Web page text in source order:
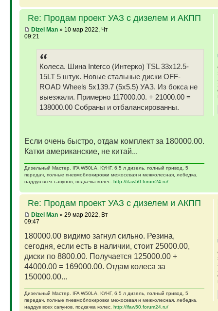
Re: Продам проект УАЗ с дизелем и АКПП
Dizel Man» 10 мар 2022, Чт
09:21
Колеса. Шина Interco (Интерко) TSL 33x12.5-
15LT 5 штук. Новые стальные диски OFF-
ROAD Wheels 5x139.7 (5x5.5) УАЗ. Из бокса не
выезжали. Примерно 117000.00. + 21000.00 =
138000.00 Собраны и отбалансированны.
Если очень быстро, отдам комплект за 180000.00.
Катки американские, не китай...
Дизельный Мастер. IFA W50LA, КУНГ, 6,5 л дизель, полный привод, 5
передач, полные пневмоблокировки межосевая и межколесная, лебедка,
наддув всех сапунов, подкачка колес. http://ifaw50.forum24.ru/
Re: Продам проект УАЗ с дизелем и АКПП
Dizel Man» 29 мар 2022, Вт
09:47
180000.00 видимо загнул сильно. Резина,
сегодня, если есть в наличии, стоит 25000.00,
диски по 8800.00. Получается 125000.00 +
44000.00 = 169000.00. Отдам колеса за
150000.00...
Дизельный Мастер. IFA W50LA, КУНГ, 6,5 л дизель, полный привод, 5
передач, полные пневмоблокировки межосевая и межколесная, лебедка,
наддув всех сапунов, подкачка колес. http://ifaw50.forum24.ru/